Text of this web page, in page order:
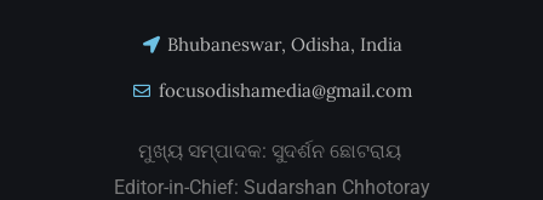
Bhubaneswar, Odisha, India
focusodishamedia@gmail.com
ମୁଖ୍ୟ ସମ୍ପାଦକ: ସୁଦର୍ଶନ ଛୋଟରାୟ
Editor-in-Chief: Sudarshan Chhotoray